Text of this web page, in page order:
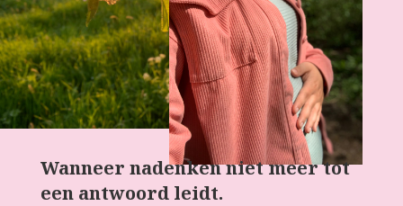
Wanneer nadenken niet meer tot
een antwoord leidt.